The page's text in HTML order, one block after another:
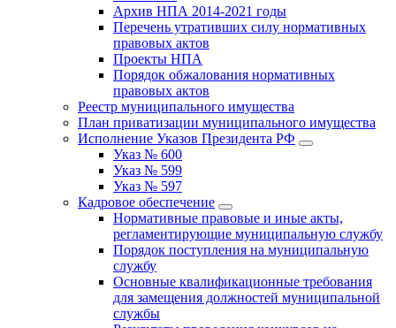
Архив НПА 2014-2021 годы
Перечень утративших силу нормативных
правовых актов
Проекты НПА
Порядок обжалования нормативных
правовых актов
Реестр муниципального имущества
План приватизации муниципального имущества
Исполнение Указов Президента РФ
Указ № 600
Указ № 599
Указ № 597
Кадровое обеспечение
Нормативные правовые и иные акты,
регламентирующие муниципальную службу
Порядок поступления на муниципальную
службу
Основные квалификационные требования
для замещения должностей муниципальной
службы